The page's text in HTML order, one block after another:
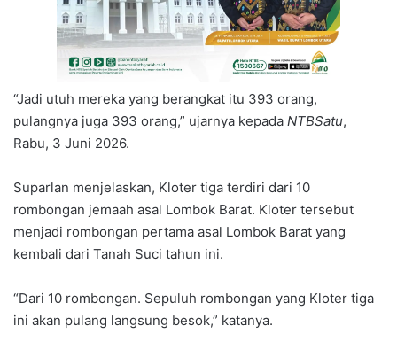
“Jadi utuh mereka yang berangkat itu 393 orang,
pulangnya juga 393 orang,” ujarnya kepada NTBSatu,
Rabu, 3 Juni 2026.
Suparlan menjelaskan, Kloter tiga terdiri dari 10
rombongan jemaah asal Lombok Barat. Kloter tersebut
menjadi rombongan pertama asal Lombok Barat yang
kembali dari Tanah Suci tahun ini.
“Dari 10 rombongan. Sepuluh rombongan yang Kloter tiga
ini akan pulang langsung besok,” katanya.